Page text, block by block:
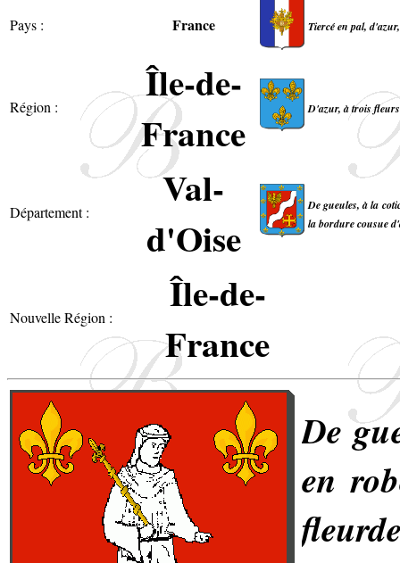
Pays : France Tiercé en pal,
Région :
Île-de-
France
D'azur, à trois
Département :
Val-
d'Oise
De gueules, à la
la bordure cousue
Nouvelle Région :
Île-de-
France
De
en